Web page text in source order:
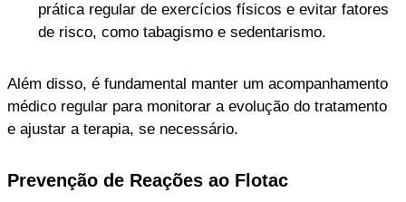
prática regular de exercícios físicos e evitar fatores
de risco, como tabagismo e sedentarismo.
Além disso, é fundamental manter um acompanhamento
médico regular para monitorar a evolução do tratamento
e ajustar a terapia, se necessário.
Prevenção de Reações ao Flotac